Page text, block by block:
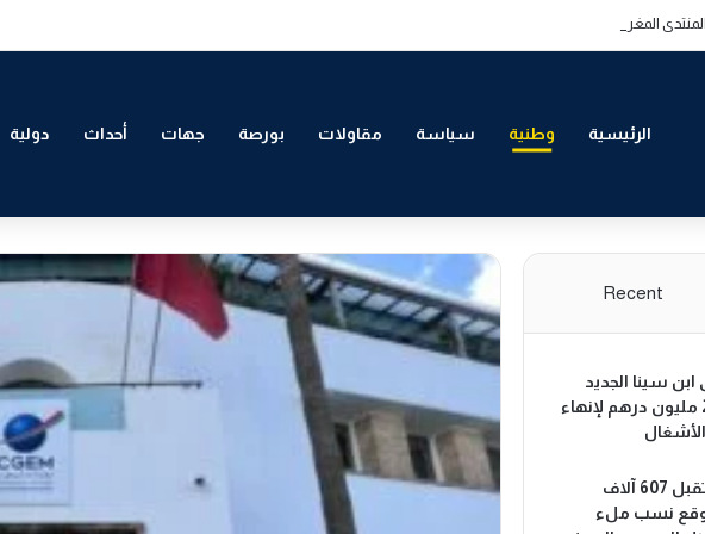
المغربي الخليجي حول التمكين الاقتصادي والاجتماعي للشباب بالدار البيضاء
الرئيسية وطنية سياسة مقاولات بورصة جهات أحداث دولية
Recent
سينا الجديد
بالرباط: 24 مليون درهم لإنهاء
أكادير تستقبل 607 آلاف
نسب ملء